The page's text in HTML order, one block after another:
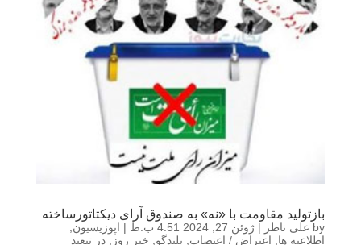
بازتولید مقاومت با «نه» به صندوق آرای دیکتاتورساخته
by علی ناظر | ژوئن 27, 2024 4:51 ب.ظ | اپوزیسیون
اطلاعیه ها
اعتراض / اعتصاب بلندگو خبر روز در تبعید